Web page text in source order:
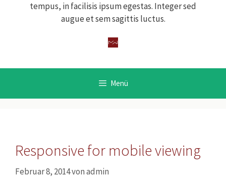
tempus, in facilisis ipsum egestas. Integer sed
augue et sem sagittis luctus.
Menü
Responsive for mobile viewing
Februar 8, 2014vonadmin